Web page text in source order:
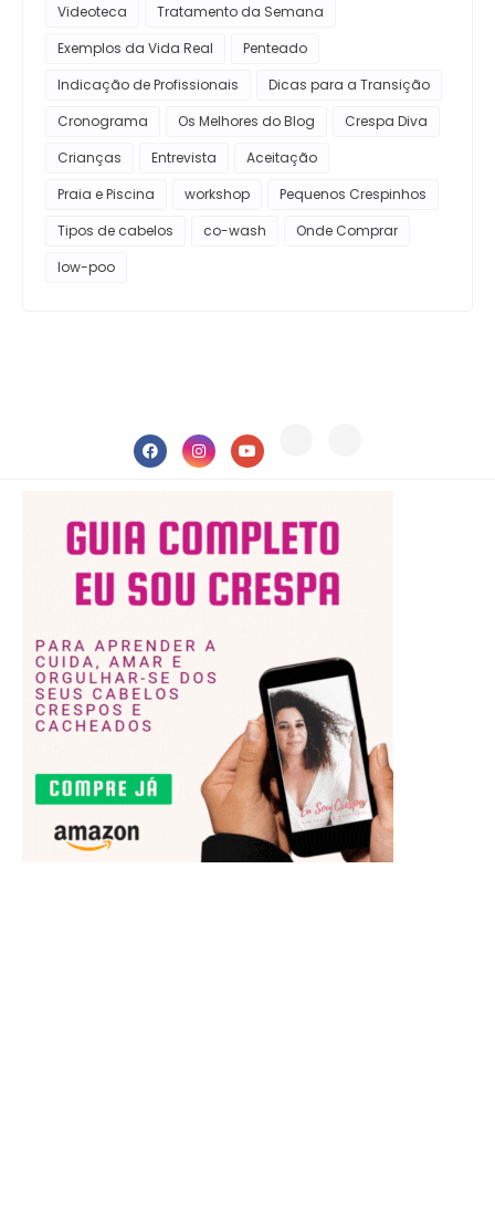
Videoteca
Tratamento da Semana
Exemplos da Vida Real
Penteado
Indicação de Profissionais
Dicas para a Transição
Cronograma
Os Melhores do Blog
Crespa Diva
Crianças
Entrevista
Aceitação
Praia e Piscina
workshop
Pequenos Crespinhos
Tipos de cabelos
co-wash
Onde Comprar
low-poo